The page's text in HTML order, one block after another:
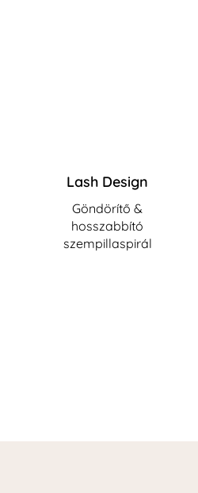
Lash Design
Göndörítő &
hosszabbító
szempillaspirál